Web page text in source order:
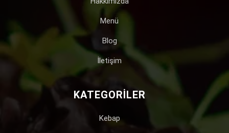
Menü
Blog
İletişim
KATEGORILER
Kebap